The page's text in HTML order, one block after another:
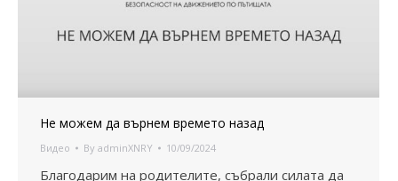
Не можем да върнем времето назад
Видео By adminXNRY 10/09/2024
Благодарим на родителите, събрали силата да